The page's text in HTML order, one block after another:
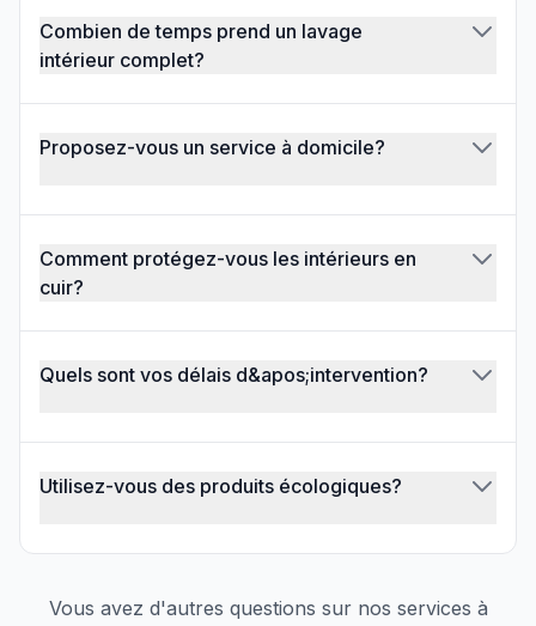
Combien de temps prend un lavage
intérieur complet?
Proposez-vous un service à domicile?
Comment protégez-vous les intérieurs en
cuir?
Quels sont vos délais d&apos;intervention?
Utilisez-vous des produits écologiques?
Vous avez d'autres questions sur nos services à